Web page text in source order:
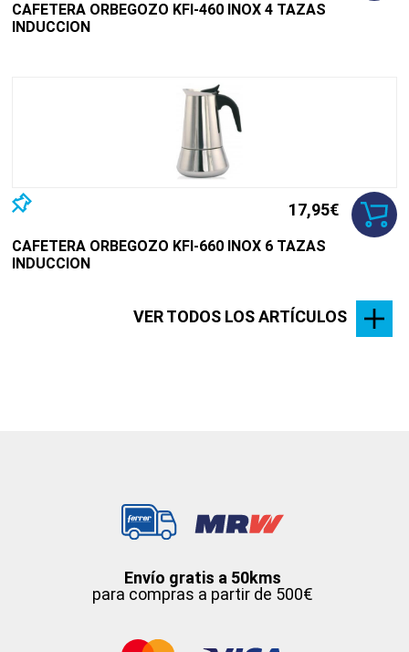
CAFETERA ORBEGOZO KFI-460 INOX 4 TAZAS
INDUCCION
17,95€
CAFETERA ORBEGOZO KFI-660 INOX 6 TAZAS
INDUCCION
VER TODOS LOS ARTÍCULOS
Envío gratis a 50kms
para compras a partir de 500€